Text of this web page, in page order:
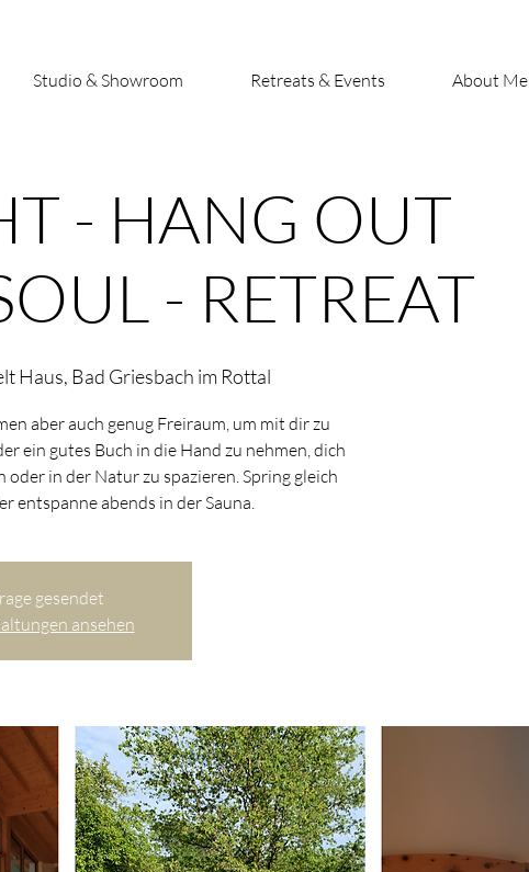
Studio & Showroom Retreats & Events About Me
- HANG OUT
- RETREAT
Haus, Bad Griesbach im Rottal
aber auch genug Freiraum, um mit dir zu
ein gutes Buch in die Hand zu nehmen, dich
in der Natur zu spazieren. Spring gleich
entspanne abends in der Sauna.
gesendet
ansehen